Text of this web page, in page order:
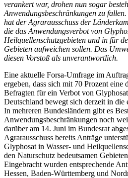
verankert war, drohen nun sogar
Anwendungsbeschränkungen zu
hat der Agrarausschuss der
die das Anwendungsverbot von
Heilquellenschutzgebieten und in für
Gebieten aufweichen sollen. Das
diesen Vorstoß als unverantwortlich.
Eine aktuelle Forsa-Umfrage im
ergeben, dass sich mit 70 Prozent eine
Befragten für ein Verbot von
Deutschland bewegt sich derzeit in die
In mehreren Bundesländern gibt es
Anwendungsbeschränkungen noch
darüber am 14. Juni im Bundesrat
Agrarausschuss bereits Anträge
Glyphosat in Wasser- und
den Naturschutz bedeutsamen
Eingebracht wurden entsprechende
Hessen, Baden-Württemberg und